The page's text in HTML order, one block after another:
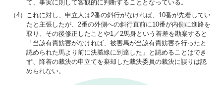
て、事実に則して客観的に判断することとなっている。
（4） これに対し、申立人は2番の斜行がなければ、10番が先着してい
たと主張したが、2番の外側への斜行直前に10番が内側に進路を
取り、その後修正したことや1／2馬身という着差を勘案すると
「当該有責妨害がなければ、被害馬が当該有責妨害を行ったと
認められた馬より前に決勝線に到達した」と認めることはでき
ず、降着の裁決の申立てを棄却した裁決委員の裁決に誤りは認
められない。